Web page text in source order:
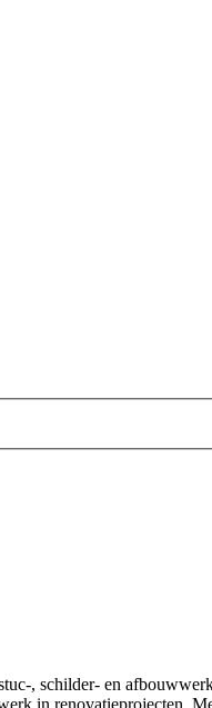
, schilder- en
in renovatieprojecten.